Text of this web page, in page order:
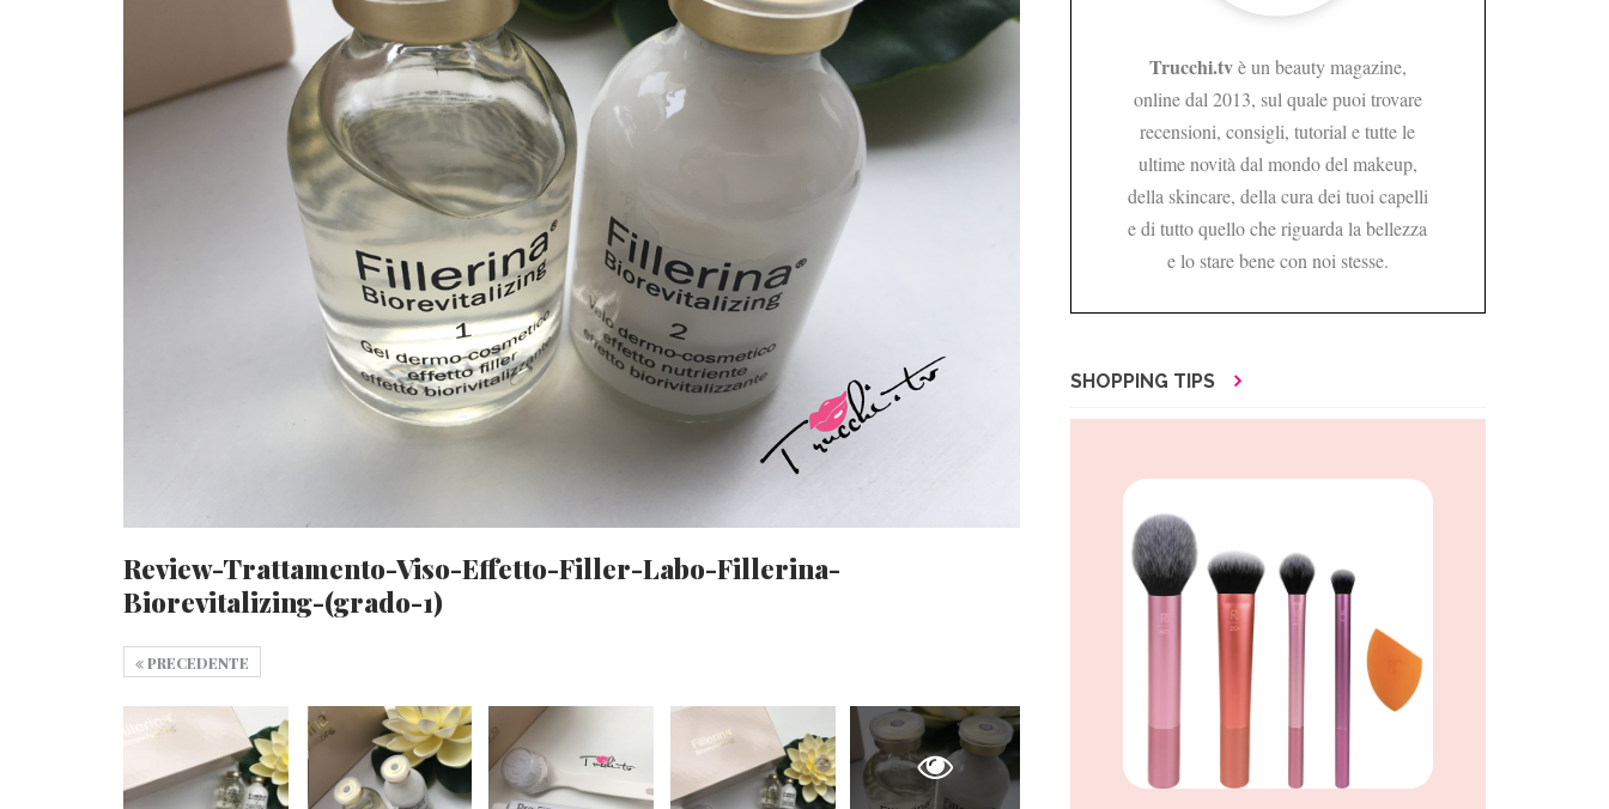
Review-Trattamento-Viso-Effetto-Filler-Labo-Fillerina-
Biorevitalizing-(grado-1)
PRECEDENTE
Trucchi.tvè un beauty magazine,
online dal 2013, sul quale puoi trovare
recensioni, consigli, tutorial e tutte le
ultime novità dal mondo del makeup,
della skincare, della cura dei tuoi capelli
e di tutto quello che riguarda la bellezza
e lo stare bene con noi stesse.
SHOPPING TIPS